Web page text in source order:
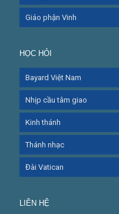
Giáo phận Vinh
HỌC HỎI
Bayard Việt Nam
Nhịp cầu tâm giao
Kinh thánh
Thánh nhạc
Đài Vatican
LIÊN HỆ